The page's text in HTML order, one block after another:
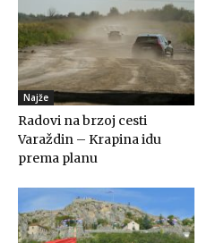
Najže
Radovi na brzoj cesti
Varaždin – Krapina idu
prema planu